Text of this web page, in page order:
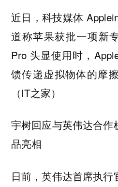
近日，科技媒体
道称苹果获批一项新
Pro 头显使用时，
馈传递虚拟物体的摩
（IT之家）
宇树回应与英伟达合
品亮相
日前，英伟达首席执